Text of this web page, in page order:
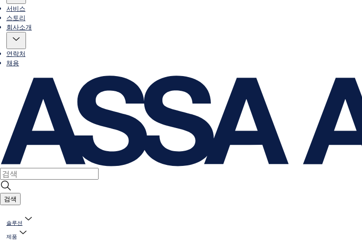
서비스
스토리
회사소개
연락처
채용
검색
솔루션
제품